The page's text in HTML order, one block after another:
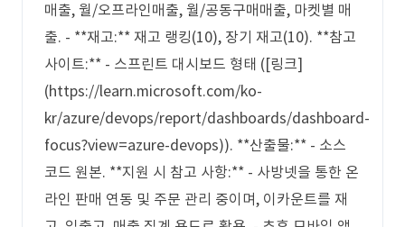
매출, 월/오프라인매출, 월/공동구매매출, 마켓별 매
출. - **재고:** 재고 랭킹(10), 장기 재고(10). **참고
사이트:** - 스프린트 대시보드 형태 ([링크]
(https://learn.microsoft.com/ko-
kr/azure/devops/report/dashboards/dashboard-
focus?view=azure-devops)). **산출물:** - 소스
코드 원본. **지원 시 참고 사항:** - 사방넷을 통한 온
라인 판매 연동 및 주문 관리 중이며, 이카운트를 재